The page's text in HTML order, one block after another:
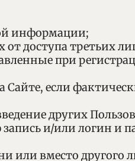
информации;
доступа третьих
при
Сайте, если
других
и/или логин и
или вместо другого